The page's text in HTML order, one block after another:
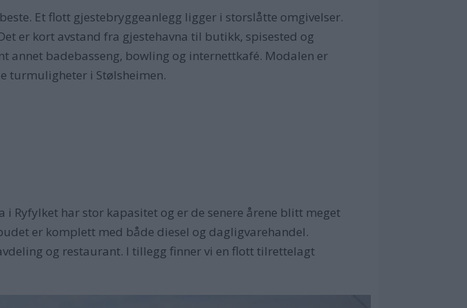
Et flott gjestebryggeanlegg ligger i storslåtte omgivelser.
er kort avstand fra gjestehavna til butikk, spisested og
annet badebasseng, bowling og internettkafé. Modalen er
turmuligheter i Stølsheimen.
Ryfylket har stor kapasitet og er de senere årene blitt meget
er komplett med både diesel og dagligvarehandel.
og restaurant. I tillegg finner vi en flott tilrettelagt